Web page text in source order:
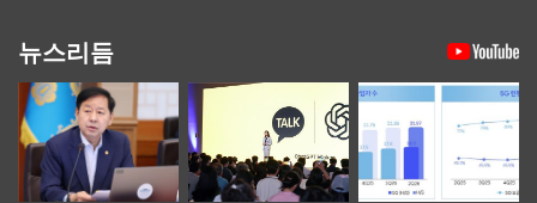
뉴스리듬